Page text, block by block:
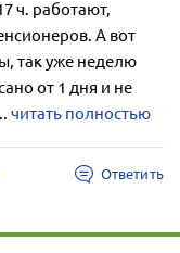
ч. работают,
А вот
так уже неделю
от 1 дня и не
читать полностью
Ответить